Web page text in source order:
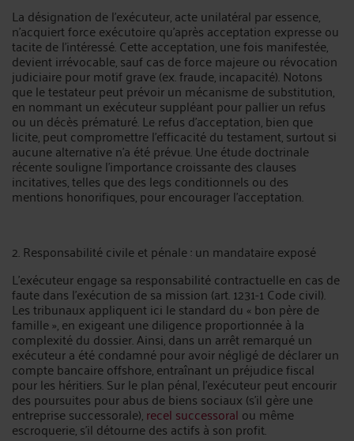
La désignation de l’exécuteur, acte unilatéral par essence,
n’acquiert force exécutoire qu’après acceptation expresse ou
tacite de l’intéressé. Cette acceptation, une fois manifestée,
devient irrévocable, sauf cas de force majeure ou révocation
judiciaire pour motif grave (ex. fraude, incapacité). Notons
que le testateur peut prévoir un mécanisme de substitution,
en nommant un exécuteur suppléant pour pallier un refus
ou un décès prématuré. Le refus d’acceptation, bien que
licite, peut compromettre l’efficacité du testament, surtout si
aucune alternative n’a été prévue. Une étude doctrinale
récente souligne l’importance croissante des clauses
incitatives, telles que des legs conditionnels ou des
mentions honorifiques, pour encourager l’acceptation.
2. Responsabilité civile et pénale : un mandataire exposé
L’exécuteur engage sa responsabilité contractuelle en cas de
faute dans l’exécution de sa mission (art. 1231-1 Code civil).
Les tribunaux appliquent ici le standard du « bon père de
famille », en exigeant une diligence proportionnée à la
complexité du dossier. Ainsi, dans un arrêt remarqué un
exécuteur a été condamné pour avoir négligé de déclarer un
compte bancaire offshore, entraînant un préjudice fiscal
pour les héritiers. Sur le plan pénal, l’exécuteur peut encourir
des poursuites pour abus de biens sociaux (s’il gère une
entreprise successorale),recel successoral ou même
escroquerie, s’il détourne des actifs à son profit.